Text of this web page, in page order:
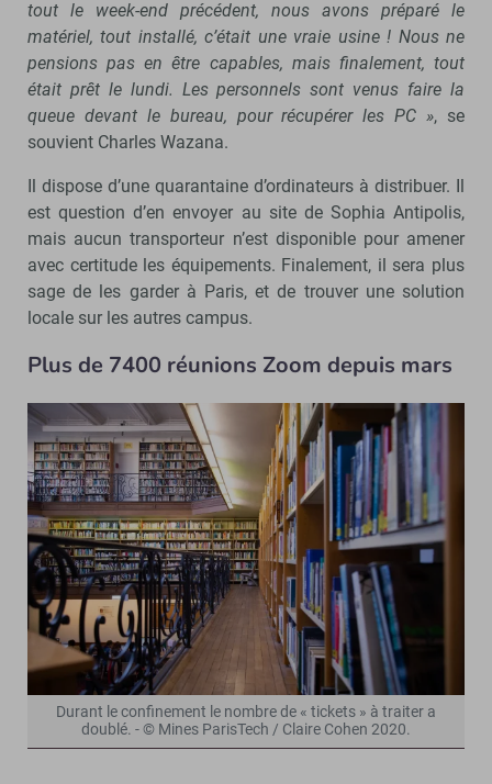
tout le week-end précédent, nous avons préparé le
matériel, tout installé, c’était une vraie usine ! Nous ne
pensions pas en être capables, mais finalement, tout
était prêt le lundi. Les personnels sont venus faire la
queue devant le bureau, pour récupérer les PC », se
souvient Charles Wazana.
Il dispose d’une quarantaine d’ordinateurs à distribuer. Il
est question d’en envoyer au site de Sophia Antipolis,
mais aucun transporteur n’est disponible pour amener
avec certitude les équipements. Finalement, il sera plus
sage de les garder à Paris, et de trouver une solution
locale sur les autres campus.
Plus de 7400 réunions Zoom depuis mars
Durant le confinement le nombre de « tickets » à traiter a
doublé. - © Mines ParisTech / Claire Cohen 2020.